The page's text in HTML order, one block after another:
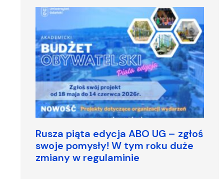
Rusza piąta edycja ABO UG – zgłoś
swoje pomysły! W tym roku duże
zmiany w regulaminie